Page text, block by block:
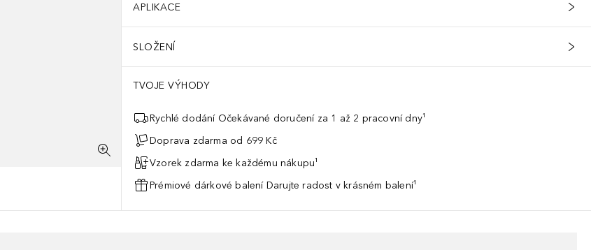
APLIKACE
SLOŽENÍ
TVOJE VÝHODY
Rychlé dodání Očekávané doručení za 1 až 2 pracovní dny¹
Doprava zdarma od 699 Kč
Vzorek zdarma ke každému nákupu¹
Prémiové dárkové balení Darujte radost v krásném balení¹